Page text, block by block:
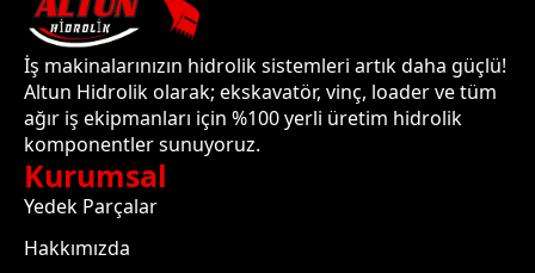
İş makinalarınızın hidrolik sistemleri artık daha güçlü!
Altun Hidrolik olarak; ekskavatör, vinç, loader ve tüm
ağır iş ekipmanları için %100 yerli üretim hidrolik
komponentler sunuyoruz.
Kurumsal
Yedek Parçalar
Hakkımızda